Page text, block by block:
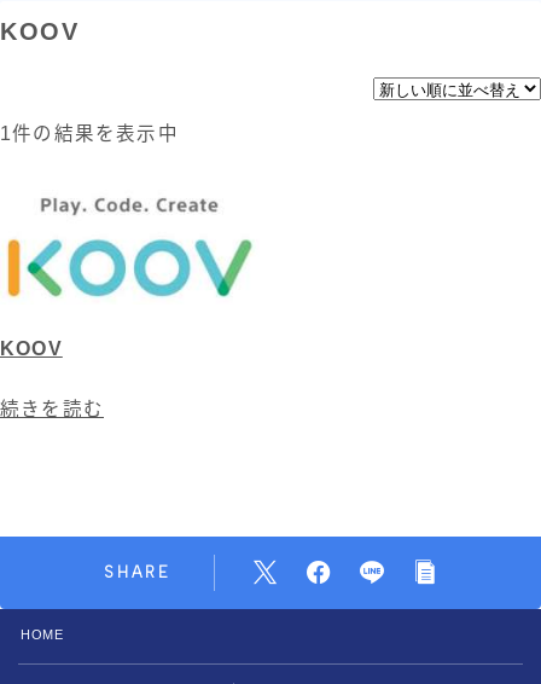
KOOV
1件の結果を表示中
KOOV
続きを読む
SHARE
HOME